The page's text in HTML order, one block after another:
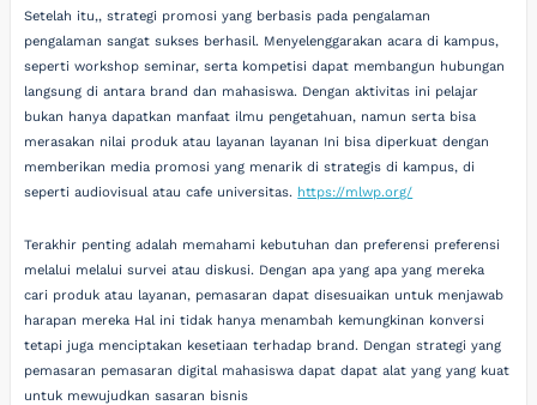
Setelah itu,, strategi promosi yang berbasis pada pengalaman
pengalaman sangat sukses berhasil. Menyelenggarakan acara di kampus,
seperti workshop seminar, serta kompetisi dapat membangun hubungan
langsung di antara brand dan mahasiswa. Dengan aktivitas ini pelajar
bukan hanya dapatkan manfaat ilmu pengetahuan, namun serta bisa
merasakan nilai produk atau layanan layanan Ini bisa diperkuat dengan
memberikan media promosi yang menarik di strategis di kampus, di
seperti audiovisual atau cafe universitas. https://mlwp.org/
Terakhir penting adalah memahami kebutuhan dan preferensi preferensi
melalui melalui survei atau diskusi. Dengan apa yang apa yang mereka
cari produk atau layanan, pemasaran dapat disesuaikan untuk menjawab
harapan mereka Hal ini tidak hanya menambah kemungkinan konversi
tetapi juga menciptakan kesetiaan terhadap brand. Dengan strategi yang
pemasaran pemasaran digital mahasiswa dapat dapat alat yang yang kuat
untuk mewujudkan sasaran bisnis